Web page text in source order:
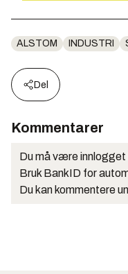
ALSTOM INDUSTRI
Del
Kommentarer
Du må være
Bruk BankID for
Du kan kommentere